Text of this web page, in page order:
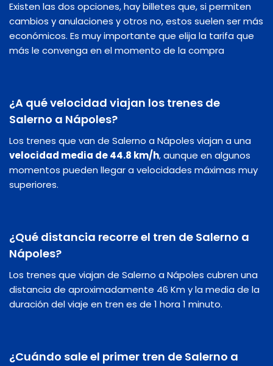
Existen las dos opciones, hay billetes que, si permiten
cambios y anulaciones y otros no, estos suelen ser más
económicos. Es muy importante que elija la tarifa que
más le convenga en el momento de la compra
¿A qué velocidad viajan los trenes de
Salerno a Nápoles?
Los trenes que van de Salerno a Nápoles viajan a una
velocidad media de 44.8 km/h, aunque en algunos
momentos pueden llegar a velocidades máximas muy
superiores.
¿Qué distancia recorre el tren de Salerno a
Nápoles?
Los trenes que viajan de Salerno a Nápoles cubren una
distancia de aproximadamente 46 Km y la media de la
duración del viaje en tren es de 1 hora 1 minuto.
¿Cuándo sale el primer tren de Salerno a